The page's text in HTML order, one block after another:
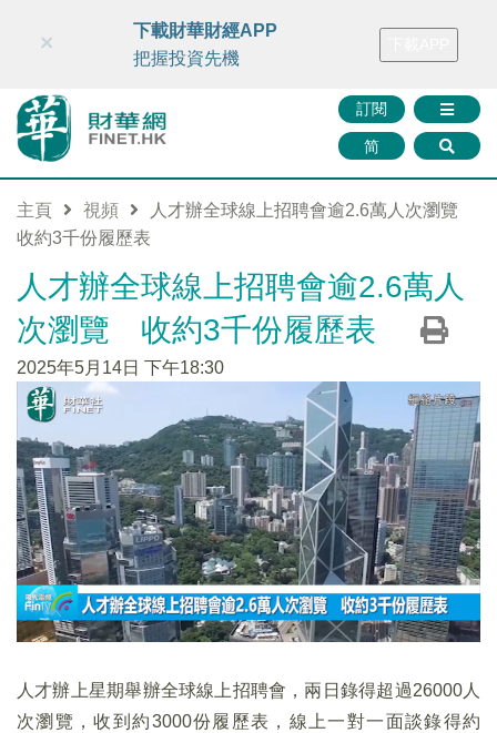
財華智庫網 FINTV FINMETA 財華證券 媒體矩陣
訂閱
简
×
下載財華財經APP
把握投資先機
主頁 視頻
人才辦全球線上招聘會逾2.6萬人次瀏覽
收約3千份履歷表
人才辦全球線上招聘會逾2.6萬人
次瀏覽 收約3千份履歷表
2025年5月14日 下午18:30
人才辦上星期舉辦全球線上招聘會，兩日錄得超過26000人
次瀏覽，收到約3000份履歷表，線上一對一面談錄得約